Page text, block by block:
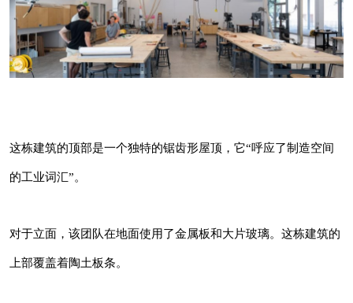
这栋建筑的顶部是一个独特的锯齿形屋顶，
它“呼应了制造空间的工业词汇”。
这栋建筑的顶部是一个独特的锯齿形屋顶，它“呼应了制造空间
的工业词汇”。
对于立面，该团队在地面使用了金属板和大片玻璃。这栋建筑的
上部覆盖着陶土板条。